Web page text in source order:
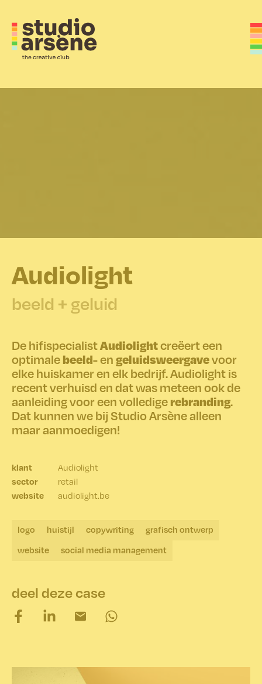
klant Audiolight
sector retail
website audiolight.be
logo huistijl copywriting
grafisch ontwerp
website
social media management
deel deze case
Audiolight
beeld + geluid
De hifispecialistAudiolightcreëert een
optimalebeeld- engeluidsweergavevoor
elke huiskamer en elk bedrijf. Audiolight is
recent verhuisd en dat was meteen ook de
aanleiding voor een volledigerebranding.
Dat kunnen we bij Studio Arsène alleen
maar aanmoedigen!